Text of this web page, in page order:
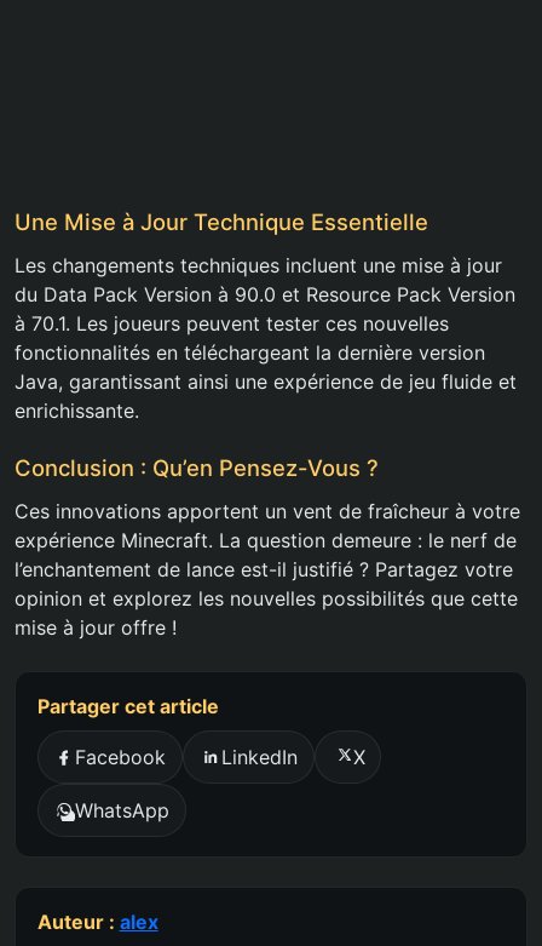
Une Mise à Jour Technique Essentielle
Les changements techniques incluent une mise à jour
du Data Pack Version à 90.0 et Resource Pack Version
à 70.1. Les joueurs peuvent tester ces nouvelles
fonctionnalités en téléchargeant la dernière version
Java, garantissant ainsi une expérience de jeu fluide et
enrichissante.
Conclusion : Qu’en Pensez-Vous ?
Ces innovations apportent un vent de fraîcheur à votre
expérience Minecraft. La question demeure : le nerf de
l’enchantement de lance est-il justifié ? Partagez votre
opinion et explorez les nouvelles possibilités que cette
mise à jour offre !
Partager cet article
Facebook LinkedIn X
WhatsApp
Auteur : alex